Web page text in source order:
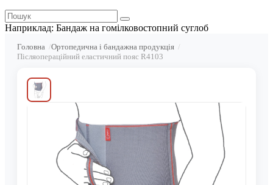
Наприклад: Бандаж на гомілковостопний суглоб
Головна
Ортопедична і бандажна продукція
Післяопераційний еластичний пояс R4103